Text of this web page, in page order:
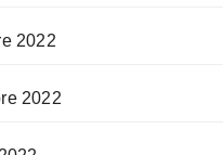
2022
2022